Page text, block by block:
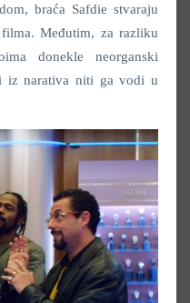
braća Safdie stvaraju
Međutim, za razliku
donekle neorganski
iz narativa niti ga vodi u